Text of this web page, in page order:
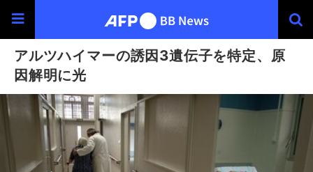
アルツハイマーの誘因3遺伝子を特定、原
因解明に光